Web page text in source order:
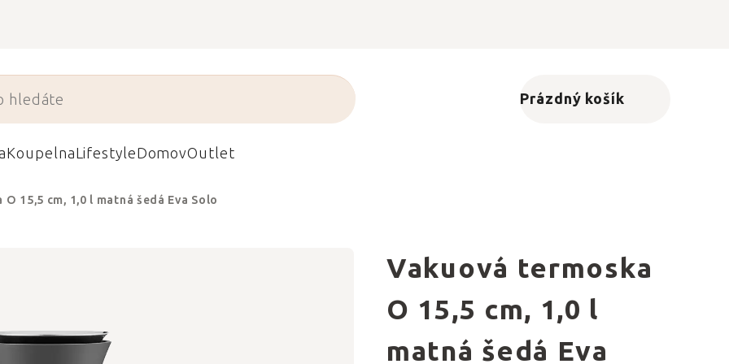
Nákupní košík
Prázdný košík
KoupelnaLifestyleDomovOutlet
15,5 cm, 1,0 l matná šedá Eva Solo
Vakuová termoska
O 15,5 cm, 1,0 l
matná šedá Eva